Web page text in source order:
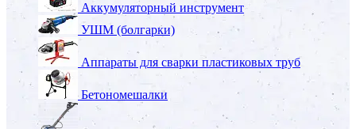
Аккумуляторный инструмент
УШМ (болгарки)
Аппараты для сварки пластиковых труб
Бетономешалки